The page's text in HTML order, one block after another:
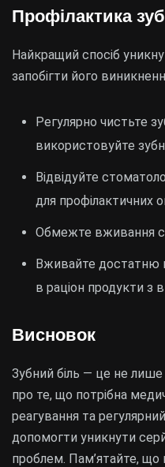
Профілактика
Найкращий спосіб
запобігти його
Регулярно чистьте
використовуйте
Відвідуйте
для профілактичних
Обмежте вживання
Вживайте достатню
в раціон продукти з
Висновок
Зубний біль — це не лише
про те, що потрібна
реагування та
допомогти уникнути
проблем. Пам’ятайте, що